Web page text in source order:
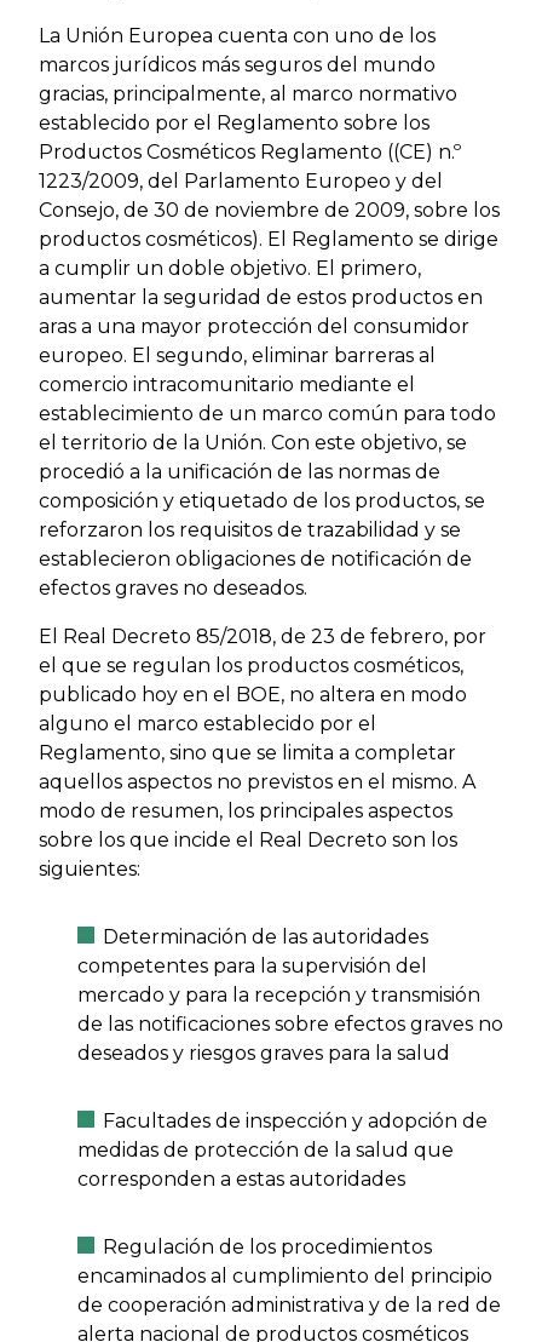
La Unión Europea cuenta con uno de los
marcos jurídicos más seguros del mundo
gracias, principalmente, al marco normativo
establecido por el Reglamento sobre los
Productos Cosméticos Reglamento ((CE) n.º
1223/2009, del Parlamento Europeo y del
Consejo, de 30 de noviembre de 2009, sobre los
productos cosméticos). El Reglamento se dirige
a cumplir un doble objetivo. El primero,
aumentar la seguridad de estos productos en
aras a una mayor protección del consumidor
europeo. El segundo, eliminar barreras al
comercio intracomunitario mediante el
establecimiento de un marco común para todo
el territorio de la Unión. Con este objetivo, se
procedió a la unificación de las normas de
composición y etiquetado de los productos, se
reforzaron los requisitos de trazabilidad y se
establecieron obligaciones de notificación de
efectos graves no deseados.
El Real Decreto 85/2018, de 23 de febrero, por
el que se regulan los productos cosméticos,
publicado hoy en el BOE, no altera en modo
alguno el marco establecido por el
Reglamento, sino que se limita a completar
aquellos aspectos no previstos en el mismo. A
modo de resumen, los principales aspectos
sobre los que incide el Real Decreto son los
siguientes:
Determinación de las autoridades
competentes para la supervisión del
mercado y para la recepción y transmisión
de las notificaciones sobre efectos graves no
deseados y riesgos graves para la salud
Facultades de inspección y adopción de
medidas de protección de la salud que
corresponden a estas autoridades
Regulación de los procedimientos
encaminados al cumplimiento del principio
de cooperación administrativa y de la red de
alerta nacional de productos cosméticos